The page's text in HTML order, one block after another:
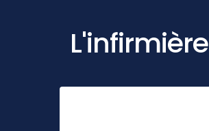
L'infirmière